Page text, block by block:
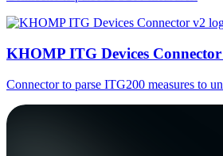
KHOMP ITG Devices
Connector to parse ITG200 measures to